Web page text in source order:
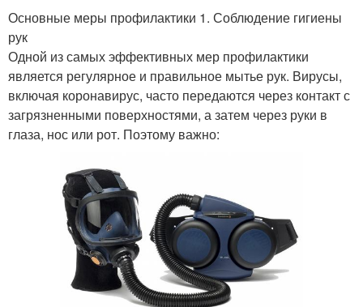
Основные меры профилактики 1. Соблюдение гигиены
рук
Одной из самых эффективных мер профилактики
является регулярное и правильное мытье рук. Вирусы,
включая коронавирус, часто передаются через контакт с
загрязненными поверхностями, а затем через руки в
глаза, нос или рот. Поэтому важно: